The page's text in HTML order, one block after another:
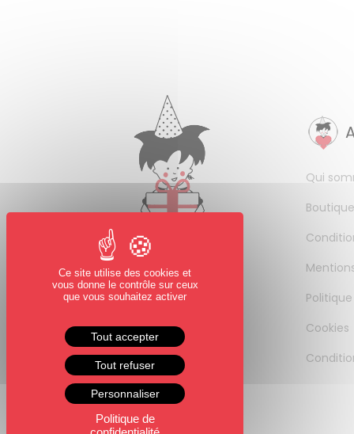
Qui
Cookies
Ce site utilise des cookies et
vous donne le contrôle sur ceux
que vous souhaitez activer
Tout accepter
Tout refuser
Personnaliser
Politique de